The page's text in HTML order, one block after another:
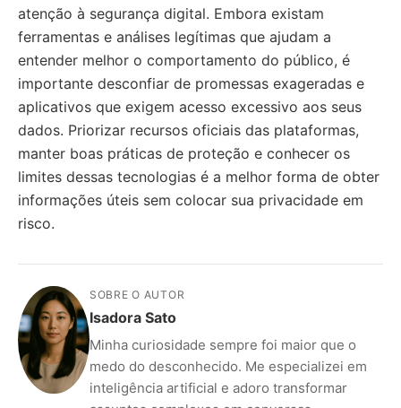
atenção à segurança digital. Embora existam
ferramentas e análises legítimas que ajudam a
entender melhor o comportamento do público, é
importante desconfiar de promessas exageradas e
aplicativos que exigem acesso excessivo aos seus
dados. Priorizar recursos oficiais das plataformas,
manter boas práticas de proteção e conhecer os
limites dessas tecnologias é a melhor forma de obter
informações úteis sem colocar sua privacidade em
risco.
SOBRE O AUTOR
Isadora Sato
Minha curiosidade sempre foi maior que o
medo do desconhecido. Me especializei em
inteligência artificial e adoro transformar